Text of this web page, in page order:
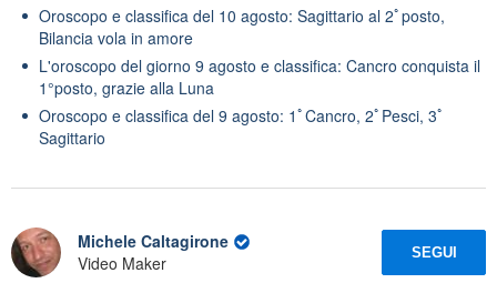
Oroscopo e classifica del 10 agosto: Sagittario al 2ﾟposto,
Bilancia vola in amore
L'oroscopo del giorno 9 agosto e classifica: Cancro conquista il
1°posto, grazie alla Luna
Oroscopo e classifica del 9 agosto: 1ﾟCancro, 2ﾟPesci, 3ﾟ
Sagittario
Michele Caltagirone
Video Maker
SEGUI